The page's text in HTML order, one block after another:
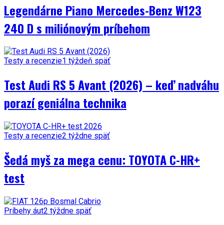
Legendárne Piano Mercedes-Benz W123
240 D s miliónovým príbehom
Testy a recenzie1 týždeň späť
Test Audi RS 5 Avant (2026) – keď nadváhu
porazí geniálna technika
Testy a recenzie2 týždne späť
Šedá myš za mega cenu: TOYOTA C-HR+
test
Príbehy áut2 týždne späť